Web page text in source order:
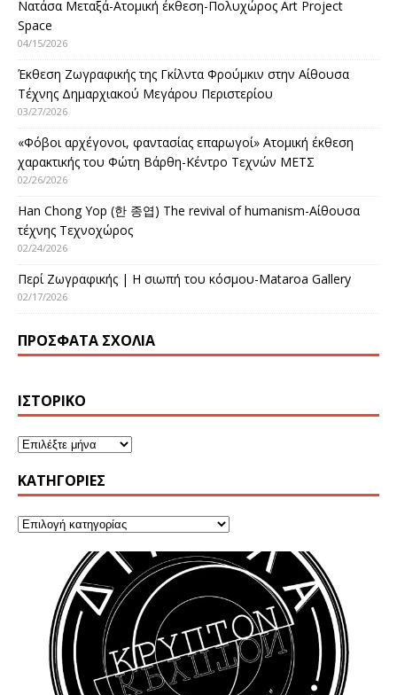
Νατάσα Μεταξά-Ατομική έκθεση-Πολυχώρος Art Project
Space
04/15/2026
Έκθεση Ζωγραφικής της Γκίλντα Φρούμκιν στην Αίθουσα
Τέχνης Δημαρχιακού Μεγάρου Περιστερίου
03/27/2026
«Φόβοι αρχέγονοι, φαντασίας επαρωγοί» Ατομική έκθεση
χαρακτικής του Φώτη Βάρθη-Κέντρο Τεχνών ΜΕΤΣ
02/26/2026
Han Chong Yop (한 종엽) The revival of humanism-Αίθουσα
τέχνης Τεχνοχώρος
02/24/2026
Περί Ζωγραφικής | Η σιωπή του κόσμου-Mataroa Gallery
02/17/2026
ΠΡΌΣΦΑΤΑ ΣΧΌΛΙΑ
ΙΣΤΟΡΙΚΌ
KΑΤΗΓΟΡΊΕΣ